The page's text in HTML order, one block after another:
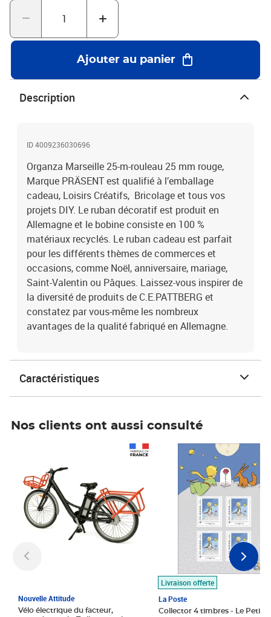
Ajouter au panier
Description
ID 4009236030696
Organza Marseille 25-m-rouleau 25 mm rouge,
Marque PRÄSENT est qualifié à l’emballage
cadeau, Loisirs Créatifs, Bricolage et tous vos
projets DIY. Le ruban décoratif est produit en
Allemagne et le bobine consiste en 100 %
matériaux recyclés. Le ruban cadeau est parfait
pour les différents thèmes de commerces et
occasions, comme Noël, anniversaire, mariage,
Saint-Valentin ou Pâques. Laissez-vous inspirer de
la diversité de produits de C.E.PATTBERG et
constatez par vous-même les nombreux
avantages de la qualité fabriqué en Allemagne.
Caractéristiques
Nos clients ont aussi consulté
Nouvelle Attitude
Vélo électrique du facteur,
Livraison offerte
La Poste
Collector 4 timbres - Le Petit
Prix 7,50€